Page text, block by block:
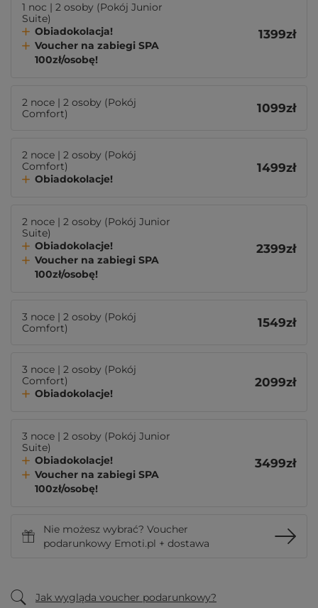
1 noc | 2 osoby (Pokój Junior
Suite)
Obiadokolacja!
Voucher na zabiegi SPA
100zł/osobę!
1399zł
2 noce | 2 osoby (Pokój
Comfort)
1099zł
2 noce | 2 osoby (Pokój
Comfort)
Obiadokolacje!
1499zł
2 noce | 2 osoby (Pokój Junior
Suite)
Obiadokolacje!
Voucher na zabiegi SPA
100zł/osobę!
2399zł
3 noce | 2 osoby (Pokój
Comfort)
1549zł
3 noce | 2 osoby (Pokój
Comfort)
Obiadokolacje!
2099zł
3 noce | 2 osoby (Pokój Junior
Suite)
Obiadokolacje!
Voucher na zabiegi SPA
100zł/osobę!
3499zł
Nie możesz wybrać? Voucher
podarunkowy Emoti.pl + dostawa
Jak wygląda voucher podarunkowy?